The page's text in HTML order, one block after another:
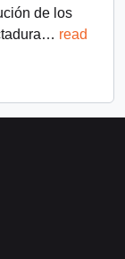
de los
… read